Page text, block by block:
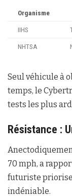
Organisme
IIHS
NHTSA
Seul véhicule à
temps, le
tests les plus
Résistance :
70 mph, a
futuriste
indéniable.